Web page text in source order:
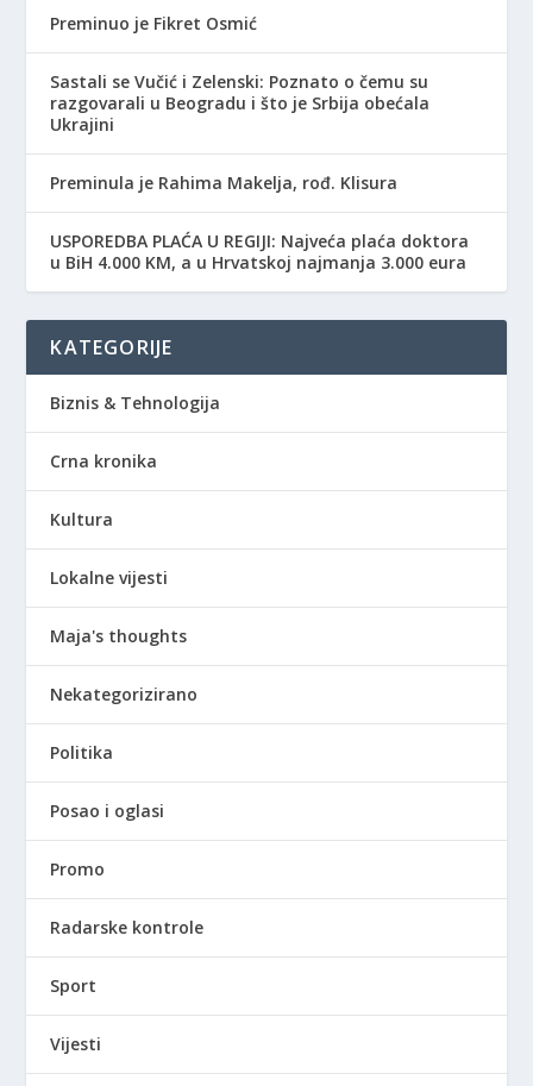
Preminuo je Fikret Osmić
Sastali se Vučić i Zelenski: Poznato o čemu su
razgovarali u Beogradu i što je Srbija obećala
Ukrajini
Preminula je Rahima Makelja, rođ. Klisura
USPOREDBA PLAĆA U REGIJI: Najveća plaća doktora
u BiH 4.000 KM, a u Hrvatskoj najmanja 3.000 eura
KATEGORIJE
Biznis & Tehnologija
Crna kronika
Kultura
Lokalne vijesti
Maja's thoughts
Nekategorizirano
Politika
Posao i oglasi
Promo
Radarske kontrole
Sport
Vijesti